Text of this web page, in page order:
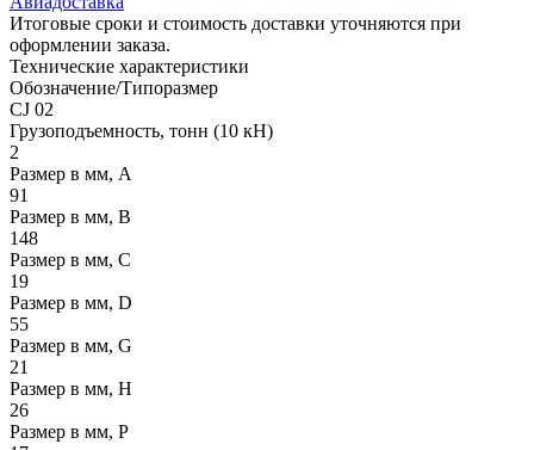
Итоговые сроки и стоимость доставки уточняются при
оформлении заказа.
Технические характеристики
Обозначение/Типоразмер
CJ 02
Грузоподъемность, тонн (10 кН)
2
Размер в мм, A
91
Размер в мм, В
148
Размер в мм, C
19
Размер в мм, D
55
Размер в мм, G
21
Размер в мм, Н
26
Размер в мм, Р